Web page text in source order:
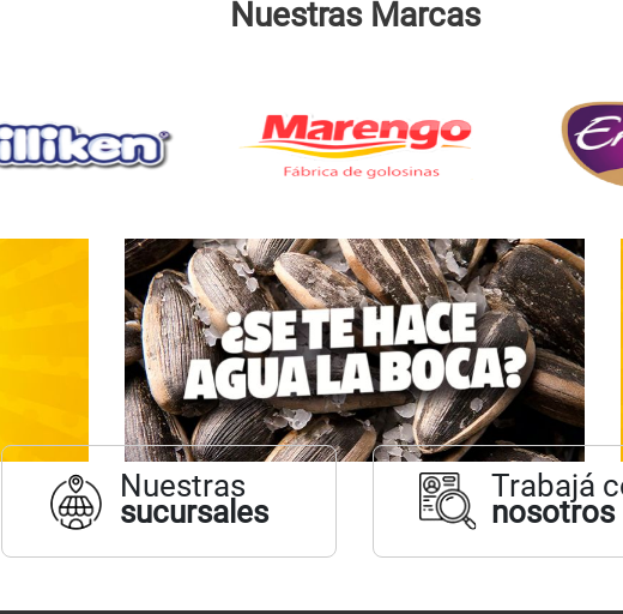
Nuestras Marcas
Nuestras
sucursales
Trabajá
nosotros